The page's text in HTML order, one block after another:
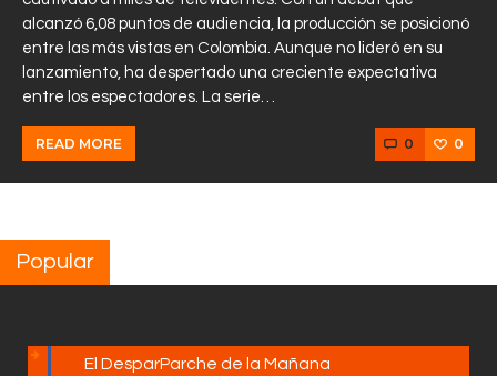
alcanzó 6,08 puntos de audiencia, la producción se posicionó
entre las más vistas en Colombia. Aunque no lideró en su
lanzamiento, ha despertado una creciente expectativa
entre los espectadores. La serie…
READ MORE 0 0
Popular
El DesparParche de la Mañana